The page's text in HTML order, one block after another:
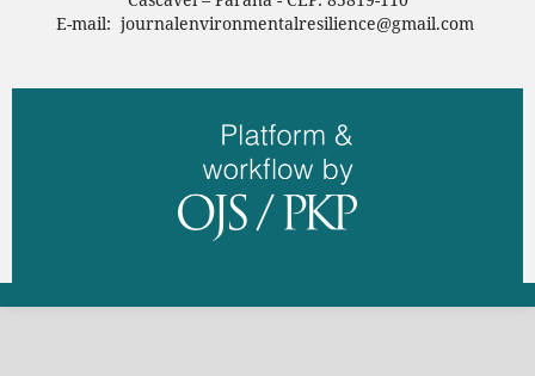
E-mail: journalenvironmentalresilience@gmail.com